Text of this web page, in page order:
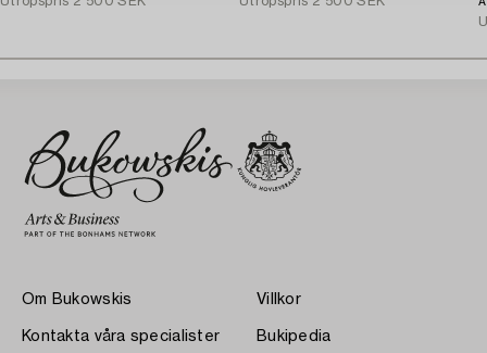
Om Bukowskis
Kontakta våra specialister
Villkor
Bukipedia